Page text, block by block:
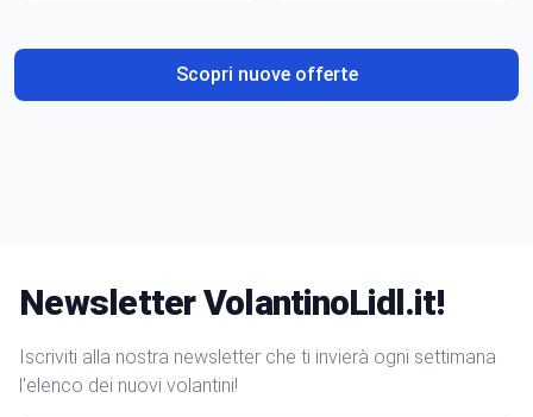
Scopri nuove offerte
Newsletter VolantinoLidl.it!
Iscriviti alla nostra newsletter che ti invierà ogni settimana
l'elenco dei nuovi volantini!